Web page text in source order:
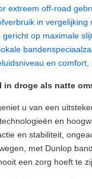
extreem off-road
in vergelijking
op maximale
en
droge als natte
u van een
en
en stabiliteit,
met Dunlop
een zorg hoeft te